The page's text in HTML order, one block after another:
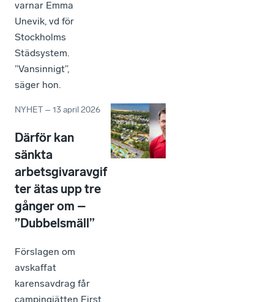
varnar Emma
Unevik, vd för
Stockholms
Städsystem.
”Vansinnigt”,
säger hon.
NYHET –13 april 2026
Därför kan
sänkta
arbetsgivaravgif
ter ätas upp tre
gånger om –
”Dubbelsmäll”
Förslagen om
avskaffat
karensavdrag får
campingjätten First